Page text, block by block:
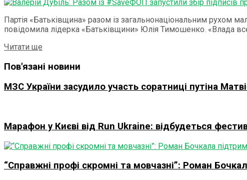
Партія «Батьківщина» разом із загальнонаціональним рухом
повідомила лідерка «Батьківщини» Юлія Тимошенко. «Влада
Читати ще
Пов'язані новини
МЗС України засудило участь соратниці путіна
Марафон у Києві від Run Ukraine: відбудеться
“Справжні профі скромні та мовчазні”: Роман